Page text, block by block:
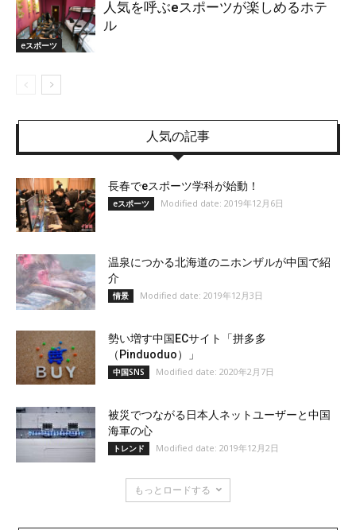
eスポーツ
人気を呼ぶeスポーツが楽しめるホテ
ル
人気の記事
長春でeスポーツ学科が始動！
eスポーツ Modified date: 2019年12月6日
温泉につかる北海道のニホンザルが中国で紹
介
情景 Modified date: 2019年12月3日
勢い増す中国ECサイト「拼多多
（Pinduoduo）」
中国SNS Modified date: 2020年2月7日
被災でつながる日本人ネットユーザーと中国
海軍の心
トレンド Modified date: 2019年12月2日
もっとロードする